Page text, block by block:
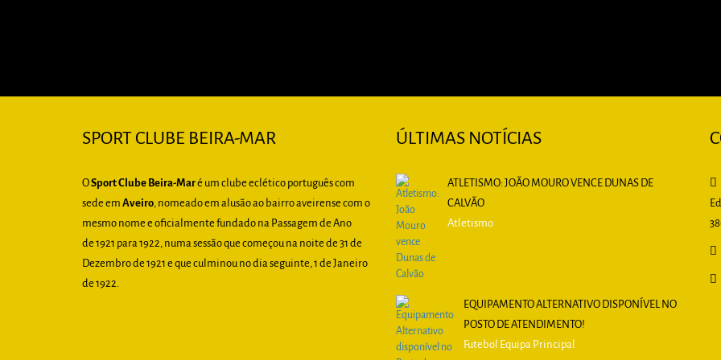
SPORT CLUBE BEIRA-MAR
OSport Clube Beira-Maré um clube eclético português com
sede em Aveiro, nomeado em alusão ao bairro aveirense com o
mesmo nome e oficialmente fundado na Passagem de Ano
de 1921 para 1922, numa sessão que começou na noite de 31 de
Dezembro de 1921 e que culminou no dia seguinte, 1 de Janeiro
de 1922.
ÚLTIMAS NOTÍCIAS
ATLETISMO: JOÃO MOURO VENCE DUNAS DE
CALVÃO
Atletismo
EQUIPAMENTO ALTERNATIVO DISPONÍVEL NO
POSTO DE ATENDIMENTO!
Futebol Equipa Principal